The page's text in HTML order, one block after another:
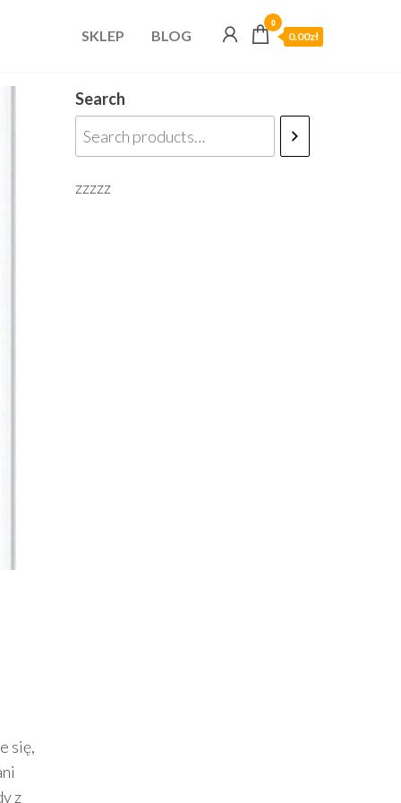
SKLEP BLOG
0
0.00zł
się,
z
Search
zzzzz